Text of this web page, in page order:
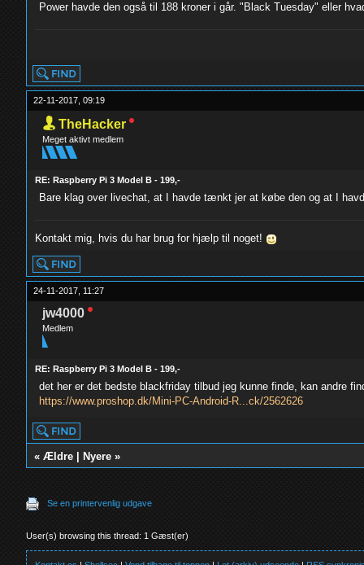
Power havde den også til 188 kroner i går. "Black Tuesday" eller
22-11-2017, 09:19
TheHacker
Meget aktivt medlem
RE: Raspberry Pi 3 Model B - 199,-
Bare klag over livechat, at I havde tænkt jer at købe den og at I
Kontakt mig, hvis du har brug for hjælp til noget!
24-11-2017, 11:27
jw4000
Medlem
RE: Raspberry Pi 3 Model B - 199,-
det her er det bedste blackfriday tilbud jeg kunne finde, kan andre
https://www.proshop.dk/Mini-PC-Android-R...ck/2562626
«Ældre Nyere »
Se en printervenlig udgave
User(s) browsing this thread: 1 Gæst(er)